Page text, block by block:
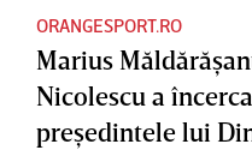
ORANGESPORT.RO
Marius
Nicolescu a
preşedintele lui